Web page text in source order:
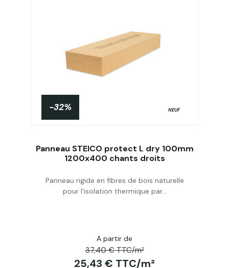
Acheter
-32% NEUF
Panneau STEICO protect L dry 100mm
1200x400 chants droits
Panneau rigide en fibres de bois naturelle
pour l'isolation thermique par...
A partir de
37,40 € TTC/m²
25,43 € TTC/m²